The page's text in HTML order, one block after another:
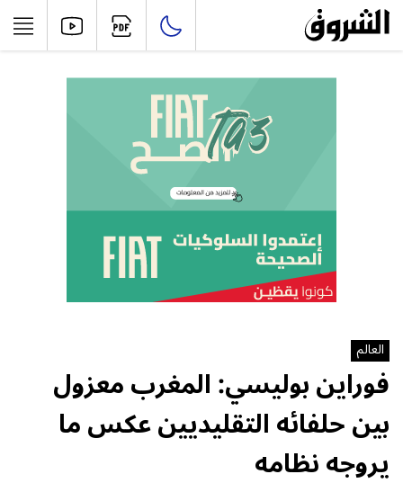
العالم
فوراين بوليسي: المغرب معزول
بين حلفائه التقليديين عكس ما
يروجه نظامه